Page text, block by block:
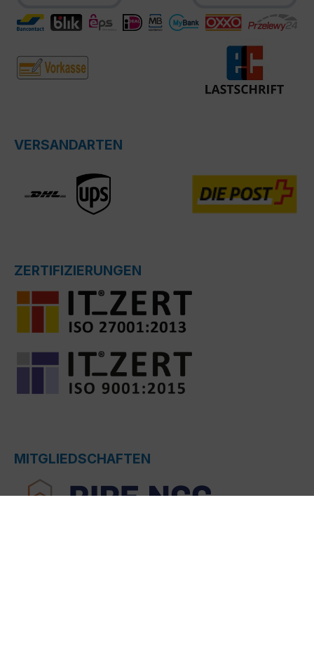
VERSANDARTEN
ZERTIFIZIERUNGEN
MITGLIEDSCHAFTEN